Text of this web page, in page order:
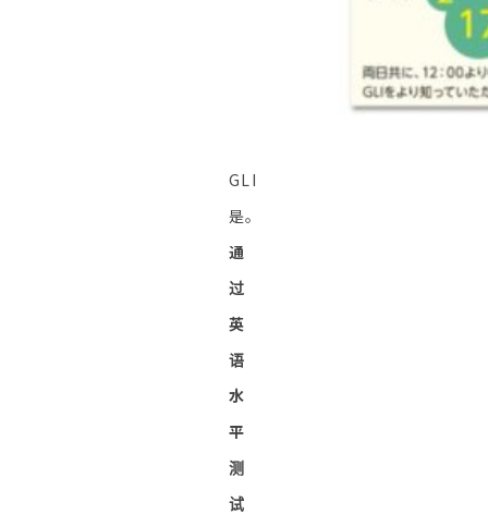
GLI
是。
通
过
英
语
水
平
测
试